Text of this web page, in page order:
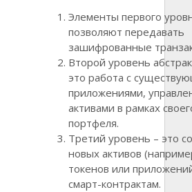
Элементы первого
позволяют передавать
зашифрованные
Второй уровень
это работа с
приложениями,
активами в рамках
портфеля.
Третий уровень – это
новых активов
токенов или
смарт-контрактам.